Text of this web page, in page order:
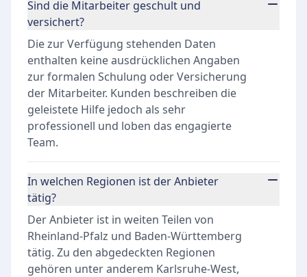
Sind die Mitarbeiter geschult und
versichert?
Die zur Verfügung stehenden Daten
enthalten keine ausdrücklichen Angaben
zur formalen Schulung oder Versicherung
der Mitarbeiter. Kunden beschreiben die
geleistete Hilfe jedoch als sehr
professionell und loben das engagierte
Team.
In welchen Regionen ist der Anbieter
tätig?
Der Anbieter ist in weiten Teilen von
Rheinland-Pfalz und Baden-Württemberg
tätig. Zu den abgedeckten Regionen
gehören unter anderem Karlsruhe-West,